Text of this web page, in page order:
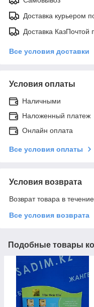
Доставка курьером
Доставка
Все условия доставки
Условия оплаты
Наличными
Наложенный платеж
Онлайн оплата
Все условия оплаты
Условия возврата
Возврат товара в
Все условия возврата
Подобные товары